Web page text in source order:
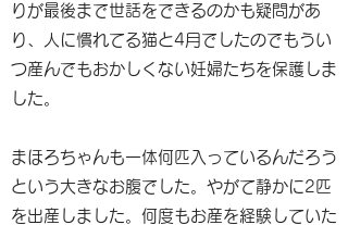
りが最後まで世話をできるのかも疑問があ
り、人に慣れてる猫と4月でしたのでもうい
つ産んでもおかしくない妊婦たちを保護しま
した。
まほろちゃんも一体何匹入っているんだろう
という大きなお腹でした。やがて静かに2匹
を出産しました。何度もお産を経験していた